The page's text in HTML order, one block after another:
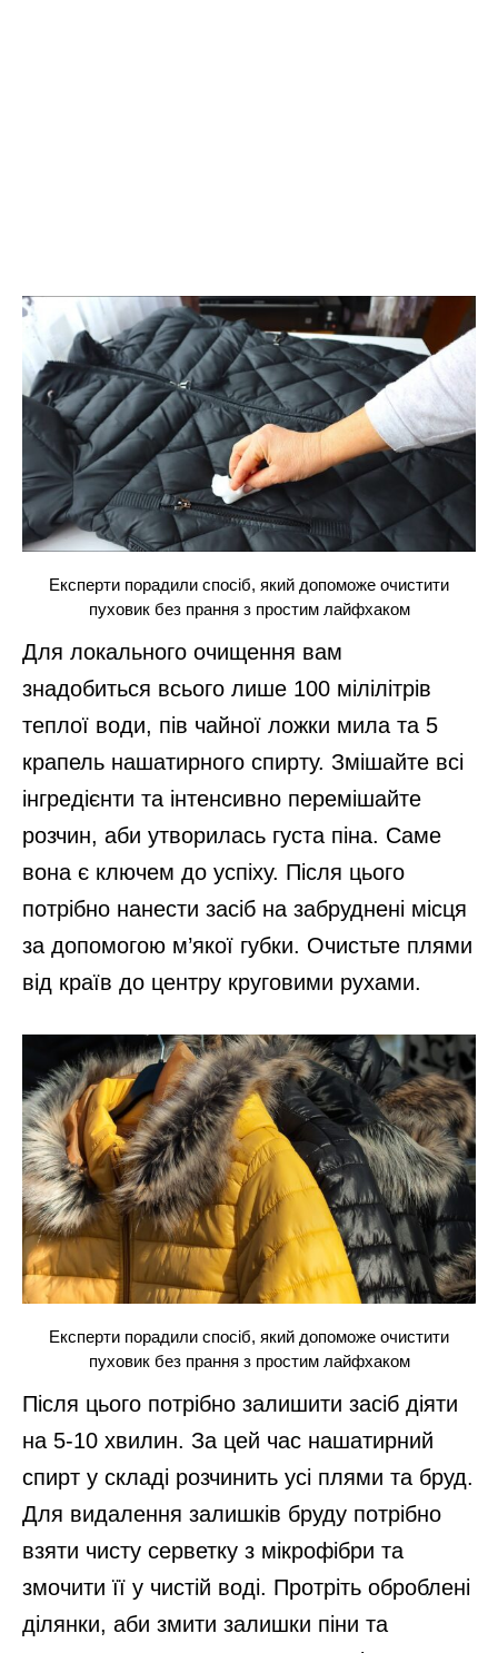
Експерти порадили спосіб, який допоможе очистити
пуховик без прання з простим лайфхаком
Для локального очищення вам
знадобиться всього лише 100 мілілітрів
теплої води, пів чайної ложки мила та 5
крапель нашатирного спирту. Змішайте всі
інгредієнти та інтенсивно перемішайте
розчин, аби утворилась густа піна. Саме
вона є ключем до успіху. Після цього
потрібно нанести засіб на забруднені місця
за допомогою м’якої губки. Очистьте плями
від країв до центру круговими рухами.
Експерти порадили спосіб, який допоможе очистити
пуховик без прання з простим лайфхаком
Після цього потрібно залишити засіб діяти
на 5-10 хвилин. За цей час нашатирний
спирт у складі розчинить усі плями та бруд.
Для видалення залишків бруду потрібно
взяти чисту серветку з мікрофібри та
змочити її у чистій воді. Протріть оброблені
ділянки, аби змити залишки піни та